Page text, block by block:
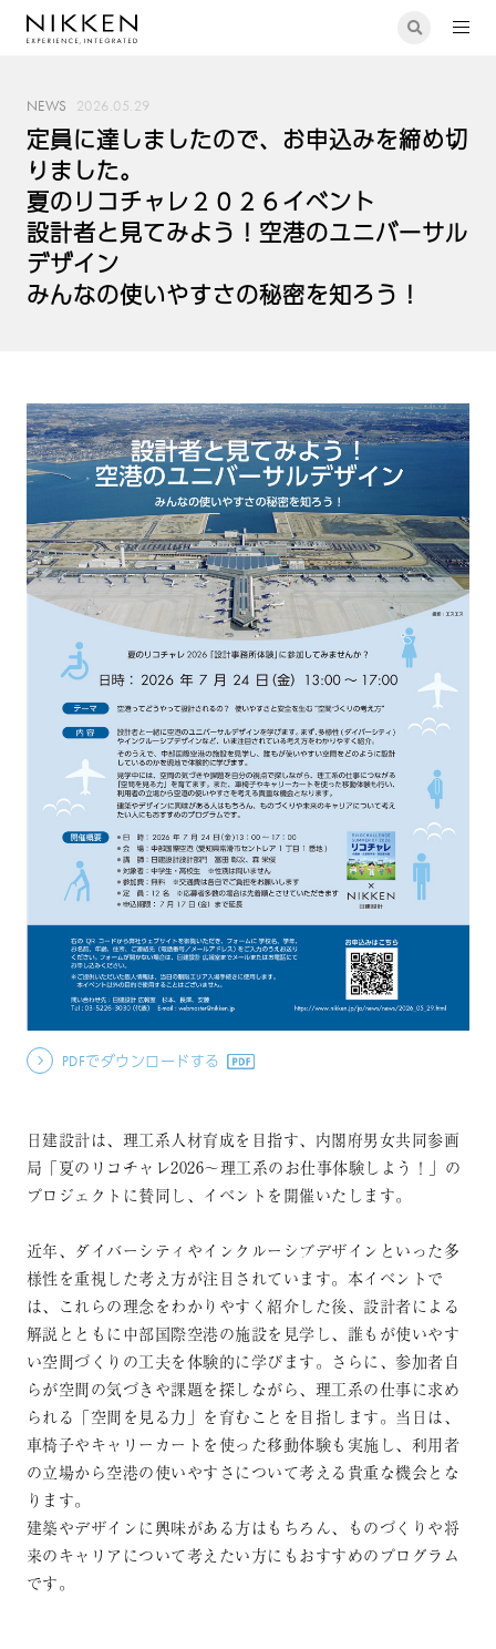
NEWS 2026.05.29
定員に達しましたので、お申込みを締め切
りました。
夏のリコチャレ２０２６イベント
設計者と見てみよう！空港のユニバーサル
デザイン
みんなの使いやすさの秘密を知ろう！
PDFでダウンロードする
日建設計は、理工系人材育成を目指す、内閣府男女共同参画
局「夏のリコチャレ2026～理工系のお仕事体験しよう！」の
プロジェクトに賛同し、イベントを開催いたします。
近年、ダイバーシティやインクルーシブデザインといった多
様性を重視した考え方が注目されています。本イベントで
は、これらの理念をわかりやすく紹介した後、設計者による
解説とともに中部国際空港の施設を見学し、誰もが使いやす
い空間づくりの工夫を体験的に学びます。さらに、参加者自
らが空間の気づきや課題を探しながら、理工系の仕事に求め
られる「空間を見る力」を育むことを目指します。当日は、
車椅子やキャリーカートを使った移動体験も実施し、利用者
の立場から空港の使いやすさについて考える貴重な機会とな
ります。
建築やデザインに興味がある方はもちろん、ものづくりや将
来のキャリアについて考えたい方にもおすすめのプログラム
です。